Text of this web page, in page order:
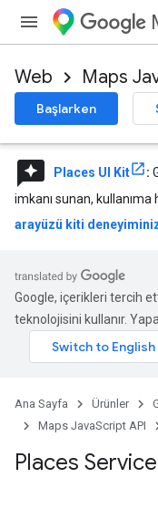
Web Maps
Başlarken
reviews Places UI Kit :
imkanı sunan, kullanıma
arayüzü kiti
Google, içerikleri tercih
teknolojisini kullanır.
Ana Sayfa Ürünler
Maps JavaScript API
Places Service